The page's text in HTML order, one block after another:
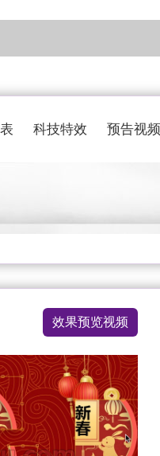
科技特效 预告视频
效果预览视频